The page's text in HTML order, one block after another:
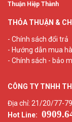
Thuận Hiệp Thành
THỎA THUẬN &
- Chính sách đổi trả
- Hướng dẫn mua
- Chính sách - bảo
CÔNG TY TNHH
Địa chỉ: 21/20/77-79
Hot Line: